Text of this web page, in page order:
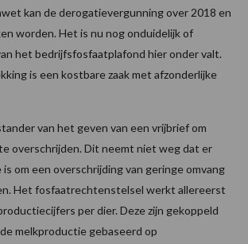
kan de derogatievergunning over 2018 en
worden. Het is nu nog onduidelijk of
het bedrijfsfosfaatplafond hier onder valt.
is een kostbare zaak met afzonderlijke
van het geven van een vrijbrief om
overschrijden. Dit neemt niet weg dat er
om een overschrijding van geringe omvang
Het fosfaatrechtenstelsel werkt allereerst
per dier. Deze zijn gekoppeld
melkproductie gebaseerd op